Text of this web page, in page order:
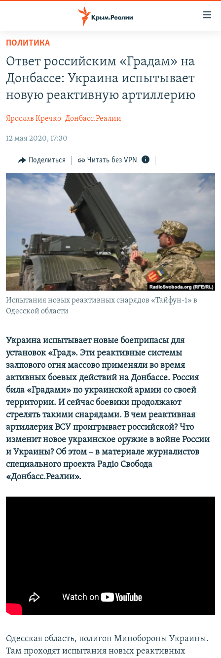
Вернуться
основному
содержанию
главной
навигации
Вернутся
поиску
СПЕЦПРОЕКТЫ
11 ЛЕТ ОККУПАЦИИ КРЫМА. 11 ИСТОРИЙ СОПРОТИВЛЕНИЯ
ЕЩЕ
ИНТЕРАКТИВ
ИНФОГРАФИКА
ТЕЛЕПРОЕКТ КРЫМ.РЕАЛИИ
СОВЕТЫ ПРАВОЗАЩИТНИКОВ
ПРОПАВШИЕ БЕЗ ВЕСТИ
ПОБЕДИТЕЛЕЙ НЕ СУДЯТ?
КРЫМ.НЕПОКОРЕННЫЙ
ELIFBE
УКРАИНСКАЯ ПРОБЛЕМА КРЫМА
РАДІО СВОБОДА
КАК ОБОЙТИ БЛОКИРОВКУ
Українською
ПРИСОЕДИНЯЙТЕСЬ!
Все сайты RFE/RL
ПОЛИТИКА
Ответ российским «Градам» на
Донбассе: Украина испытывает
новую реактивную артиллерию
Ярослав Кречко Донбасс.Реалии
12 мая 2020, 17:30
Поделиться Читать без VPN
Испытания новых реактивных снарядов «Тайфун-1» в
Одесской области
Украина испытывает новые боеприпасы для
установок «Град». Эти реактивные системы
залпового огня массово применяли во время
активных боевых действий на Донбассе. Россия
била «Градами» по украинской армии со своей
территории. И сейчас боевики продолжают
стрелять такими снарядами. В чем реактивная
артиллерия ВСУ проигрывает российской? Что
изменит новое украинское оружие в войне России
и Украины? Об этом ‒ в материале журналистов
специального проекта Радіо Свобода
«Донбасс.Реалии».
Одесская область, полигон Минобороны Украины.
Там проходят испытания новых реактивных